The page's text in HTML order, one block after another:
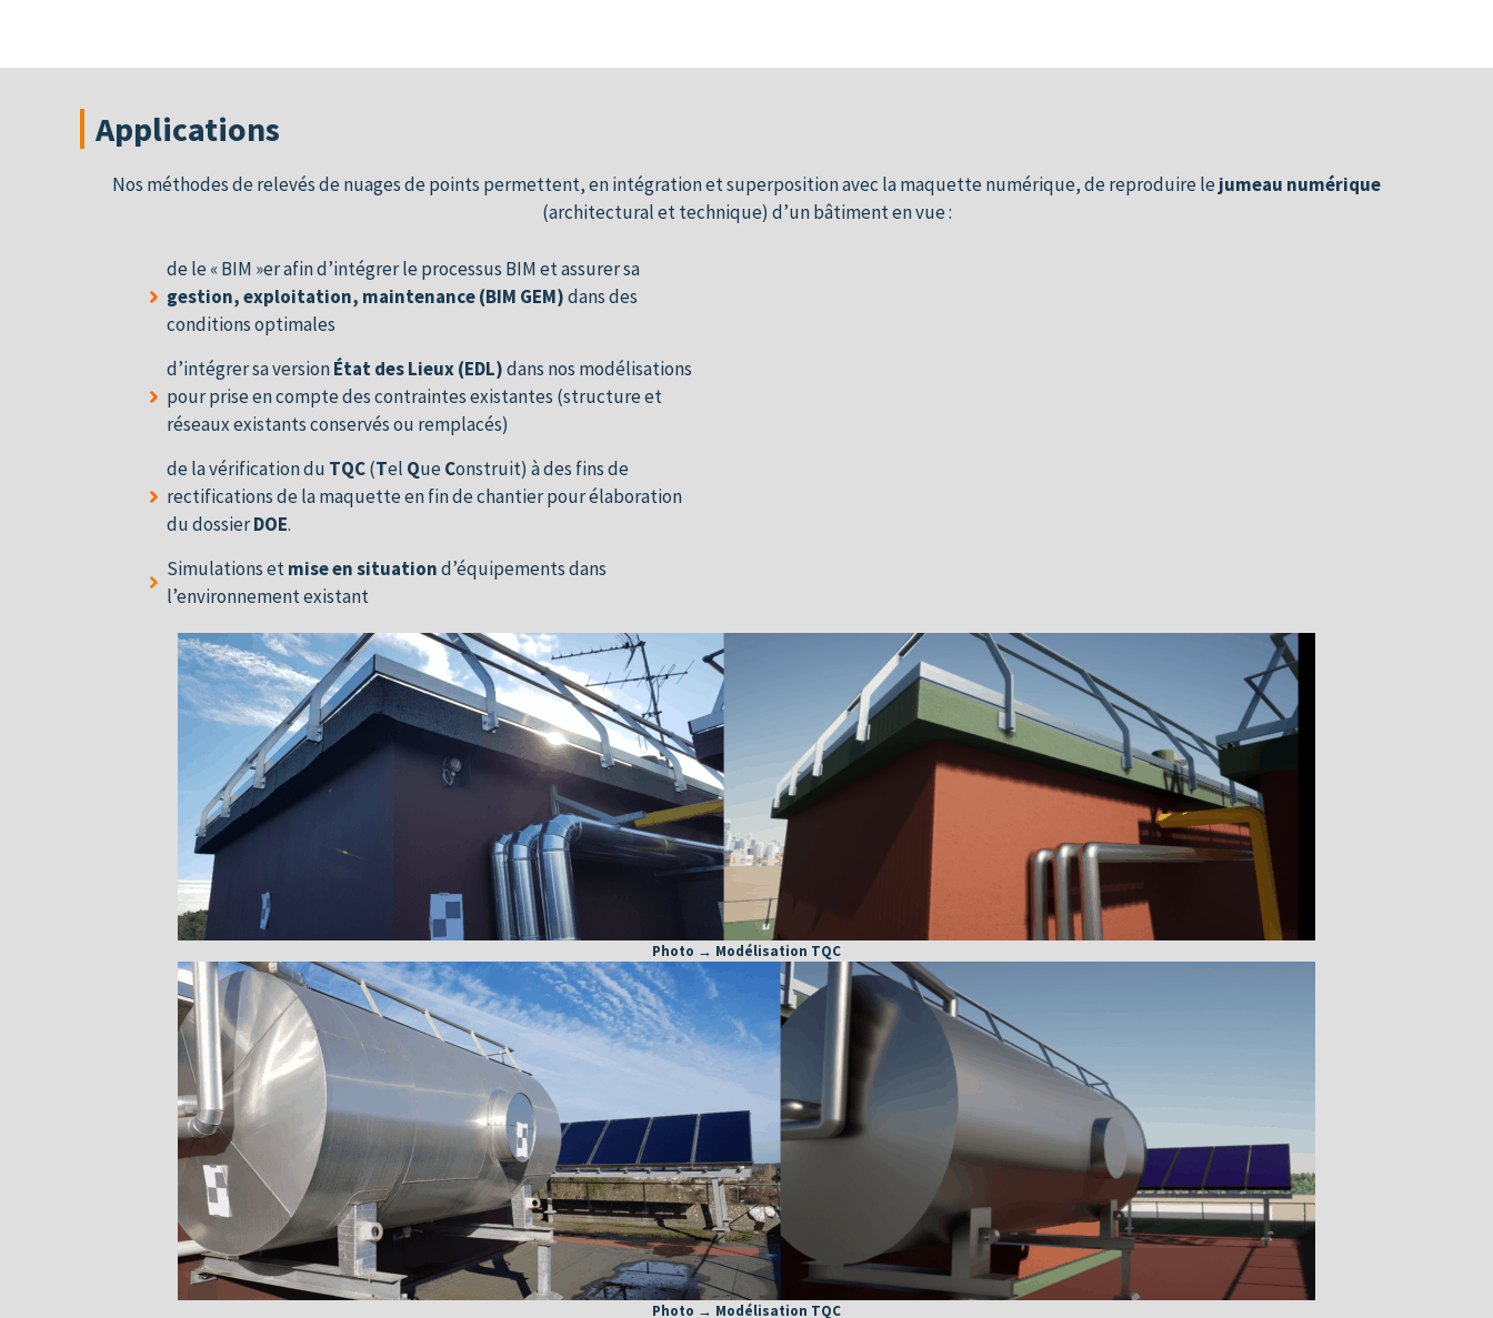
Applications
Nos méthodes de relevés de nuages de points permettent, en intégration et superposition avec la maquette numérique, de reproduire le jumeau numérique
(architectural et technique) d’un bâtiment en vue :
de le « BIM »er afin d’intégrer le processus BIM et assurer sa
gestion, exploitation, maintenance (BIM GEM)dans des
conditions optimales
d’intégrer sa versionÉtat des Lieux (EDL)dans nos modélisations
pour prise en compte des contraintes existantes (structure et
réseaux existants conservés ou remplacés)
de la vérification du TQC(Tel Que Construit) à des fins de
rectifications de la maquette en fin de chantier pour élaboration
du dossierDOE.
Simulations etmise en situationd’équipements dans
l’environnement existant
Photo → Modélisation TQC
Photo → Modélisation TQC